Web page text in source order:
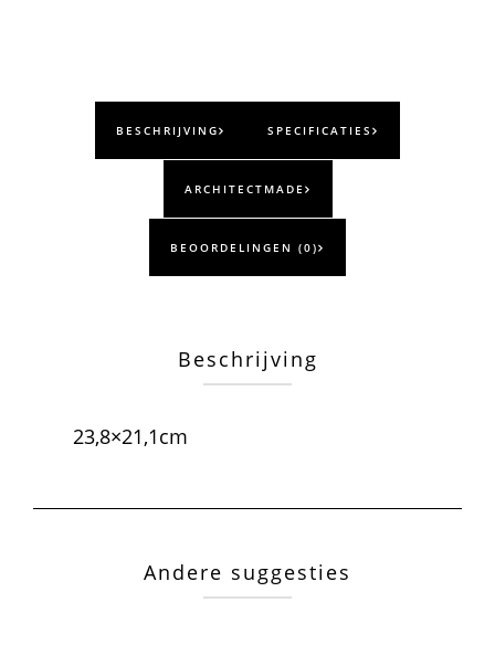
BESCHRIJVING SPECIFICATIES
ARCHITECTMADE
BEOORDELINGEN (0)
Beschrijving
23,8×21,1cm
Andere suggesties